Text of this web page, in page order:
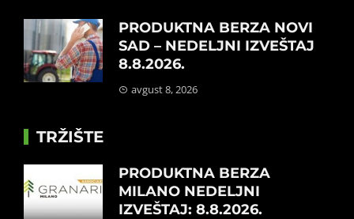
PRODUKTNA BERZA NOVI
SAD – NEDELJNI IZVEŠTAJ
8.8.2026.
avgust 8, 2026
TRŽIŠTE
PRODUKTNA BERZA
MILANO NEDELJNI
IZVEŠTAJ: 8.8.2026.